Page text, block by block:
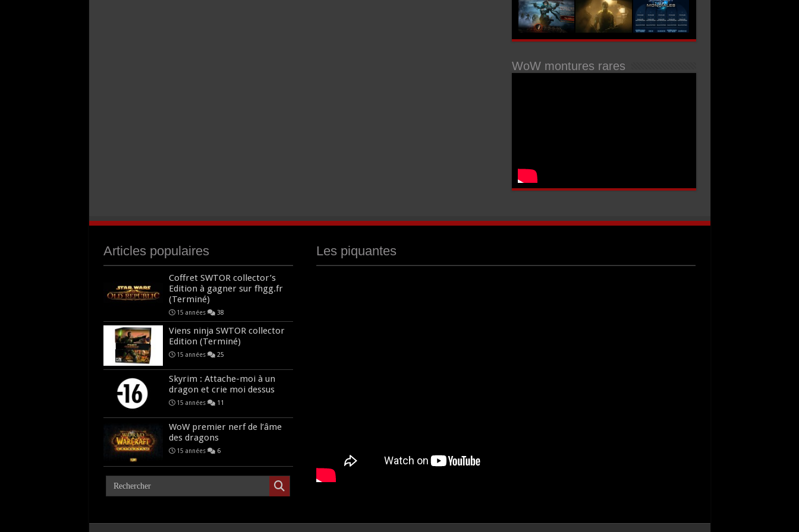
WoW montures rares
Articles populaires
Coffret SWTOR collector’s
Edition à gagner sur fhgg.fr
(Terminé)
15 années 38
Viens ninja SWTOR collector
Edition (Terminé)
15 années 25
Skyrim : Attache-moi à un
dragon et crie moi dessus
15 années 11
WoW premier nerf de l’âme
des dragons
15 années 6
Les piquantes